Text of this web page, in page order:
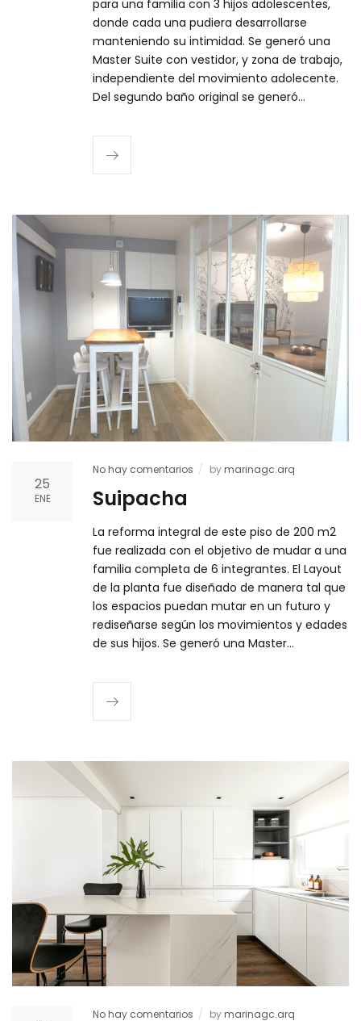
para una familia con 3 hijos adolescentes,
donde cada una pudiera desarrollarse
manteniendo su intimidad. Se generó una
Master Suite con vestidor, y zona de trabajo,
independiente del movimiento adolecente.
Del segundo baño original se generó…
25
ENE
No hay comentarios bymarinagc.arq
Suipacha
La reforma integral de este piso de 200 m2
fue realizada con el objetivo de mudar a una
familia completa de 6 integrantes. El Layout
de la planta fue diseñado de manera tal que
los espacios puedan mutar en un futuro y
rediseñarse según los movimientos y edades
de sus hijos. Se generó una Master…
No hay comentarios bymarinagc.arq